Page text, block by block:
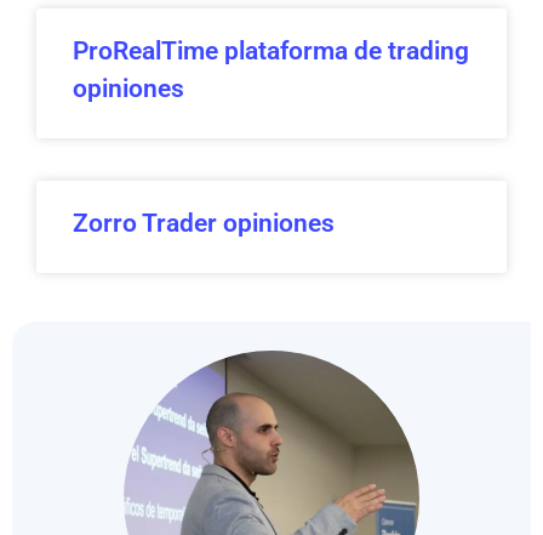
ProRealTime plataforma de trading
opiniones
Zorro Trader opiniones